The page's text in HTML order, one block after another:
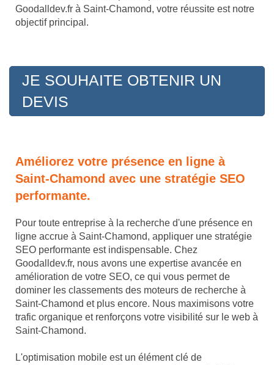
Goodalldev.fr à Saint-Chamond, votre réussite est notre
objectif principal.
JE SOUHAITE OBTENIR UN
DEVIS
Améliorez votre présence en ligne à
Saint-Chamond avec une stratégie SEO
performante.
Pour toute entreprise à la recherche d'une présence en
ligne accrue à Saint-Chamond, appliquer une stratégie
SEO performante est indispensable. Chez
Goodalldev.fr, nous avons une expertise avancée en
amélioration de votre SEO, ce qui vous permet de
dominer les classements des moteurs de recherche à
Saint-Chamond et plus encore. Nous maximisons votre
trafic organique et renforçons votre visibilité sur le web à
Saint-Chamond.
L'optimisation mobile est un élément clé de